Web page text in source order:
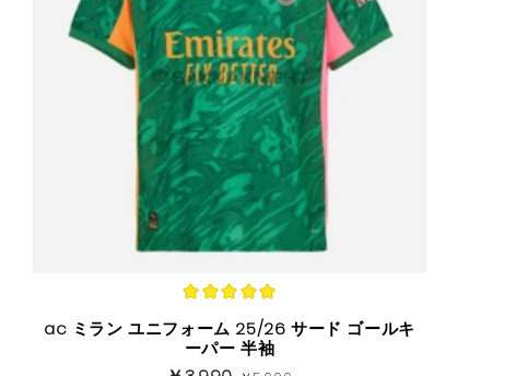
ac ミラン ユニフォーム 25/26 サード ゴールキ
ーパー 半袖